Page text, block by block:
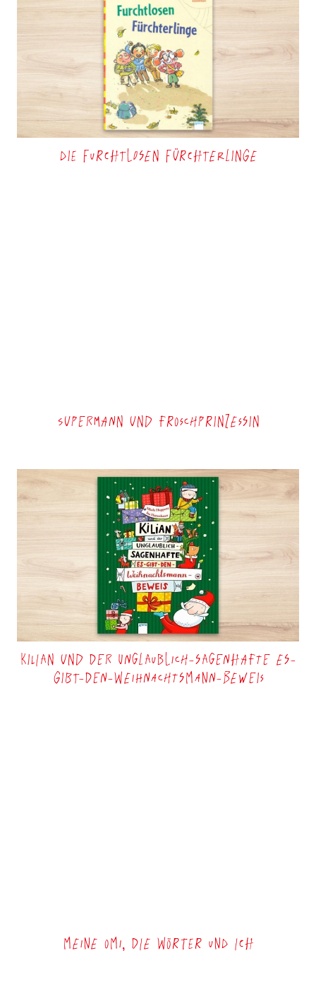
Die Furchtlosen Fürchterlinge
Supermann und Froschprinzessin
Kilian und der unglaublich-sagenhafte Es-
gibt-den-Weihnachtsmann-Beweis
Meine Omi, die Wörter und ich